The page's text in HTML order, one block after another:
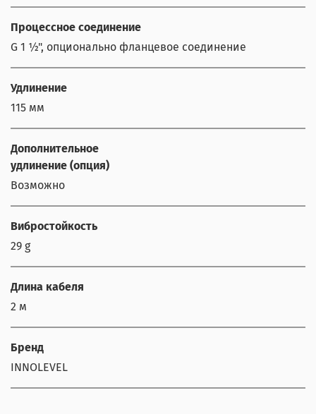
Процессное соединение
G 1 ½", опционально фланцевое соединение
Удлинение
115 мм
Дополнительное
удлинение (опция)
Возможно
Вибростойкость
29 g
Длина кабеля
2 м
Бренд
INNOLEVEL